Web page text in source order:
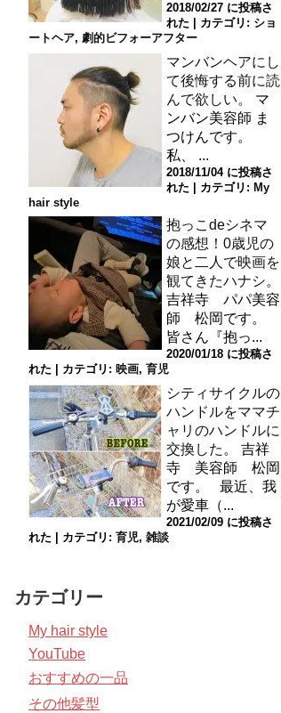
2018/02/27 に投稿さ
れた
カテゴリ: ショ
ートヘア, 劇的ビフォーアフター
マンバンヘアにし
て後悔する前に読
んで欲しい。
マ
ンバン美容師 ま
つけんです。
私、 ...
2018/11/04 に投稿さ
れた
カテゴリ: My
hair style
抱っこdeシネマ
の感想！0歳児の
娘と二人で映画を
観てきたハナシ。
吉祥寺 パパ美容
師 松岡です。
皆さん『抱っ...
2020/01/18 に投稿さ
れた
カテゴリ: 映画, 育児
シティサイクルの
ハンドルをママチ
ャリのハンドルに
交換した。
吉祥
寺 美容師 松岡
です。 最近、我
が愛車（...
2021/02/09 に投稿さ
れた
カテゴリ: 育児, 雑談
カテゴリー
My hair style
YouTube
おすすめの一品
その他髪型